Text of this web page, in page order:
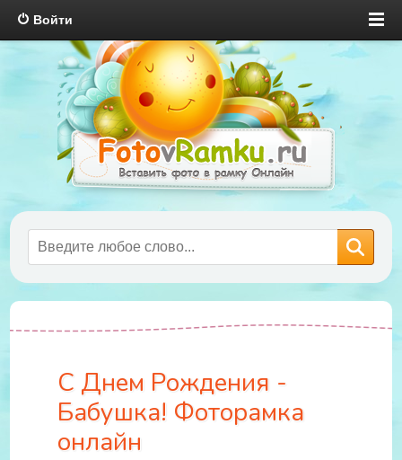
Войти
С Днем Рождения -
Бабушка! Фоторамка
онлайн